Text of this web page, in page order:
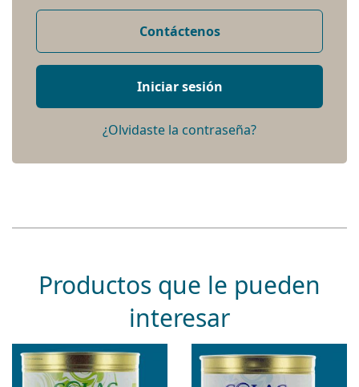
Contáctenos
Iniciar sesión
¿Olvidaste la contraseña?
Productos que le pueden
interesar